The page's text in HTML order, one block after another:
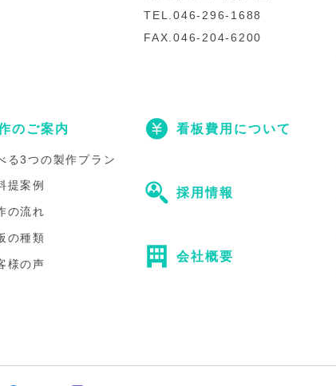
TEL.046-296-1688
FAX.046-204-6200
のご案内
る3つの製作プラン
提案例
の流れ
の種類
様の声
看板費用について
採用情報
会社概要